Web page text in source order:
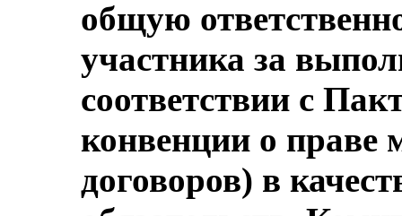
общую
участника за
соответствии с
конвенции о праве
договоров) в